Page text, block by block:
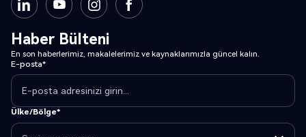
Haber Bülteni
En son haberlerimiz, makalelerimiz ve kaynaklarımızla güncel kalın.
E-posta*
Ülke/Bölge*